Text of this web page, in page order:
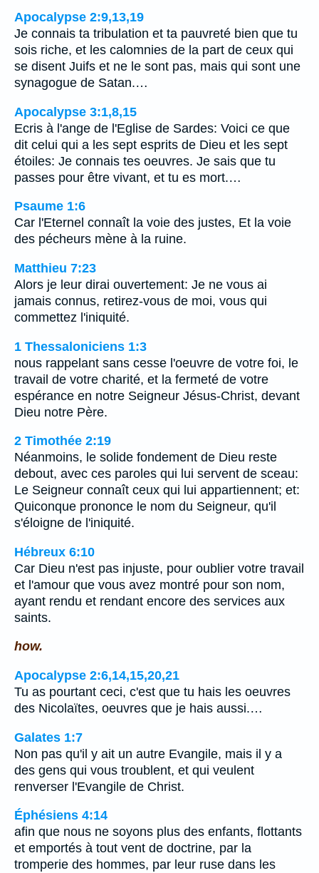
Apocalypse 2:9,13,19
Je connais ta tribulation et ta pauvreté bien que tu
sois riche, et les calomnies de la part de ceux qui
se disent Juifs et ne le sont pas, mais qui sont une
synagogue de Satan.…
Apocalypse 3:1,8,15
Ecris à l'ange de l'Eglise de Sardes: Voici ce que
dit celui qui a les sept esprits de Dieu et les sept
étoiles: Je connais tes oeuvres. Je sais que tu
passes pour être vivant, et tu es mort.…
Psaume 1:6
Car l'Eternel connaît la voie des justes, Et la voie
des pécheurs mène à la ruine.
Matthieu 7:23
Alors je leur dirai ouvertement: Je ne vous ai
jamais connus, retirez-vous de moi, vous qui
commettez l'iniquité.
1 Thessaloniciens 1:3
nous rappelant sans cesse l'oeuvre de votre foi, le
travail de votre charité, et la fermeté de votre
espérance en notre Seigneur Jésus-Christ, devant
Dieu notre Père.
2 Timothée 2:19
Néanmoins, le solide fondement de Dieu reste
debout, avec ces paroles qui lui servent de sceau:
Le Seigneur connaît ceux qui lui appartiennent; et:
Quiconque prononce le nom du Seigneur, qu'il
s'éloigne de l'iniquité.
Hébreux 6:10
Car Dieu n'est pas injuste, pour oublier votre travail
et l'amour que vous avez montré pour son nom,
ayant rendu et rendant encore des services aux
saints.
how.
Apocalypse 2:6,14,15,20,21
Tu as pourtant ceci, c'est que tu hais les oeuvres
des Nicolaïtes, oeuvres que je hais aussi.…
Galates 1:7
Non pas qu'il y ait un autre Evangile, mais il y a
des gens qui vous troublent, et qui veulent
renverser l'Evangile de Christ.
Éphésiens 4:14
afin que nous ne soyons plus des enfants, flottants
et emportés à tout vent de doctrine, par la
tromperie des hommes, par leur ruse dans les